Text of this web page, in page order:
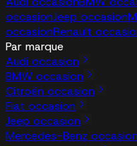
occasionJeep occasion
occasionRenault
Par marque
Audi occasion
BMW occasion
Citroën occasion
Fiat occasion
Jeep occasion
Mercedes-Benz